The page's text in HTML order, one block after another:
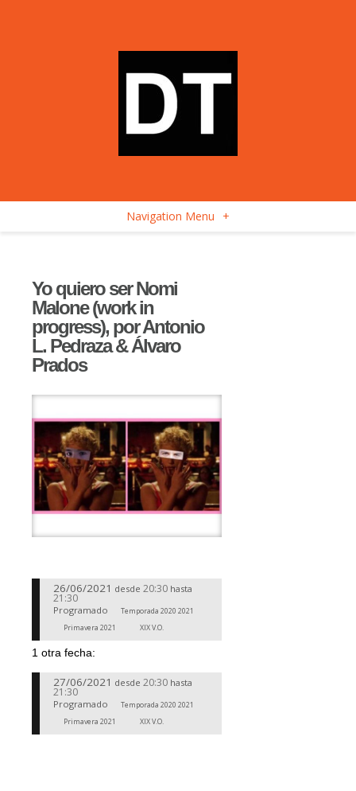
Navigation Menu +
Yo quiero ser Nomi
Malone (work in
progress), por Antonio
L. Pedraza & Álvaro
Prados
26/06/2021 desde 20:30 hasta
21:30
Programado
Temporada 2020 2021
Primavera 2021
XIX V.O.
1 otra fecha:
27/06/2021 desde 20:30 hasta
21:30
Programado
Temporada 2020 2021
Primavera 2021
XIX V.O.